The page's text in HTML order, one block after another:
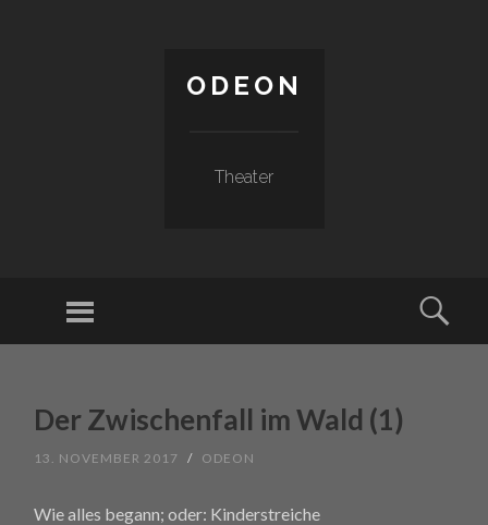
ODEON
Theater
Menu
Der Zwischenfall im Wald (1)
13. NOVEMBER 2017 / ODEON
Wie alles begann; oder: Kinderstreiche